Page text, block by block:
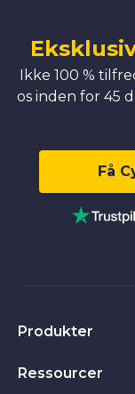
Ikke 100 %
os inden for 45
Få
Produkter
VPN til Windows
Ressourcer